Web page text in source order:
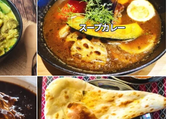
スープカレー